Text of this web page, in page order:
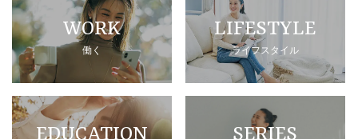
WORK
働く
LIFESTYLE
ライフスタイル